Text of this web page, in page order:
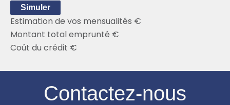
Simuler
Estimation de vos mensualités €
Montant total emprunté €
Coût du crédit €
Contactez-nous